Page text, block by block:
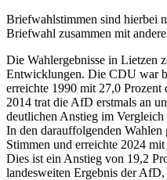
Briefwahlstimmen sind hierbei
Briefwahl zusammen mit
Die Wahlergebnisse in Lietzen
Entwicklungen. Die CDU war
erreichte 1990 mit 27,0 Prozent
2014 trat die AfD erstmals an
deutlichen Anstieg im
In den darauffolgenden
Stimmen und erreichte 2024
Dies ist ein Anstieg von 19,2
landesweiten Ergebnis der